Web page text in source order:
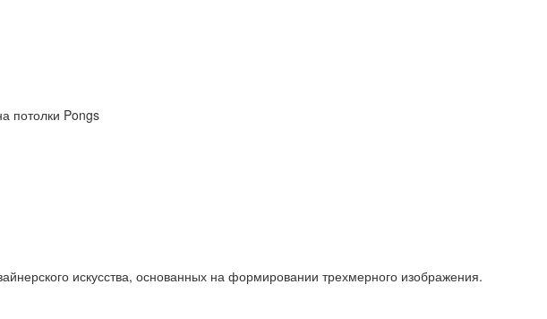
потолки Pongs
искусства, основанных на формировании трехмерного изображения.